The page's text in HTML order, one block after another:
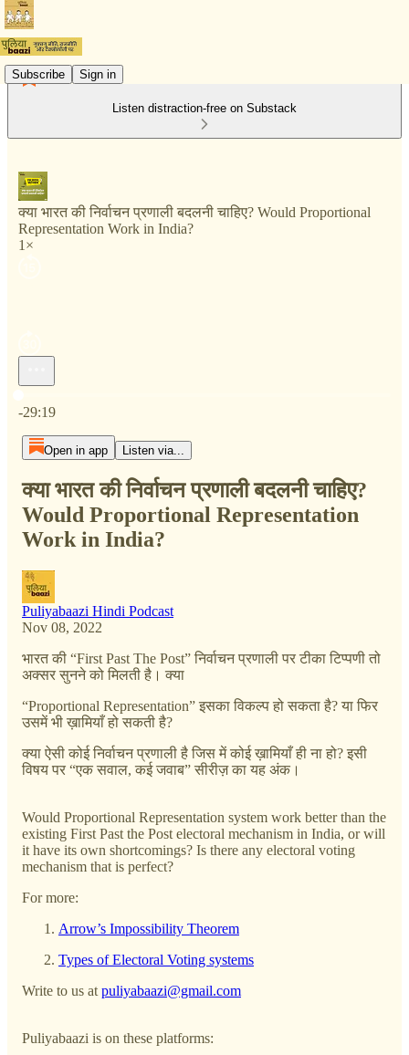
Subscribe Sign in
Listen distraction-free on Substack
क्या भारत की निर्वाचन प्रणाली बदलनी चाहिए? Would Proportional
Representation Work in India?
1×
-29:19
Open in app Listen via...
क्या भारत की निर्वाचन प्रणाली बदलनी चाहिए?
Would Proportional Representation
Work in India?
Puliyabaazi Hindi Podcast
Nov 08, 2022
भारत की “First Past The Post” निर्वाचन प्रणाली पर टीका टिप्पणी तो
अक्सर सुनने को मिलती है। क्या
“Proportional Representation” इसका विकल्प हो सकता है? या फिर
उसमें भी ख़ामियाँ हो सकती है?
क्या ऐसी कोई निर्वाचन प्रणाली है जिस में कोई ख़ामियाँ ही ना हो? इसी
विषय पर “एक सवाल, कई जवाब” सीरीज़ का यह अंक।
Would Proportional Representation system work better than the
existing First Past the Post electoral mechanism in India, or will
it have its own shortcomings? Is there any electoral voting
mechanism that is perfect?
For more:
Arrow’s Impossibility Theorem
Types of Electoral Voting systems
Write to us at puliyabaazi@gmail.com
Puliyabaazi is on these platforms: